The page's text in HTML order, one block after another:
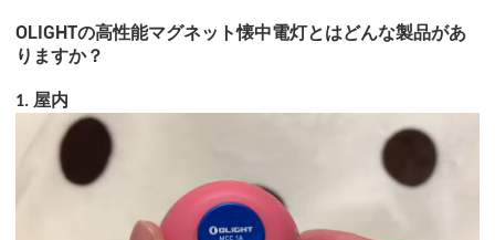
OLIGHTの高性能マグネット懐中電灯とはどんな製品があ
りますか？
1. 屋内